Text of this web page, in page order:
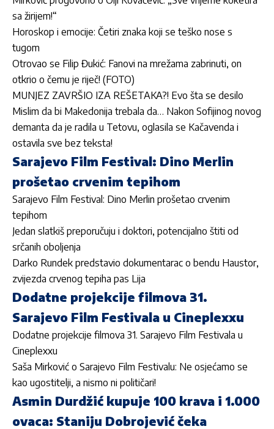
sa žirijem!“
Horoskop i emocije: Četiri znaka koji se teško nose s
tugom
Otrovao se Filip Đukić: Fanovi na mrežama zabrinuti, on
otkrio o čemu je riječ! (FOTO)
MUNJEZ ZAVRŠIO IZA REŠETAKA?! Evo šta se desilo
Mislim da bi Makedonija trebala da… Nakon Sofijinog novog
demanta da je radila u Tetovu, oglasila se Kačavenda i
ostavila sve bez teksta!
Sarajevo Film Festival: Dino Merlin
prošetao crvenim tepihom
Sarajevo Film Festival: Dino Merlin prošetao crvenim
tepihom
Jedan slatkiš preporučuju i doktori, potencijalno štiti od
srčanih oboljenja
Darko Rundek predstavio dokumentarac o bendu Haustor,
zvijezda crvenog tepiha pas Lija
Dodatne projekcije filmova 31.
Sarajevo Film Festivala u Cineplexxu
Dodatne projekcije filmova 31. Sarajevo Film Festivala u
Cineplexxu
Saša Mirković o Sarajevo Film Festivalu: Ne osjećamo se
kao ugostitelji, a nismo ni političari!
Asmin Durdžić kupuje 100 krava i 1.000
ovaca: Staniju Dobrojević čeka